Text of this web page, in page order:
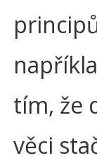
tím, že
věci